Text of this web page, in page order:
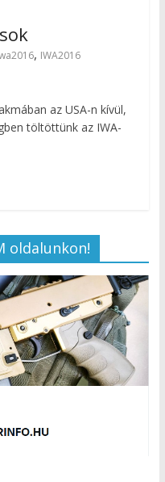
, IWA2016
az USA-n kívül,
töltöttünk az IWA-
oldalunkon!